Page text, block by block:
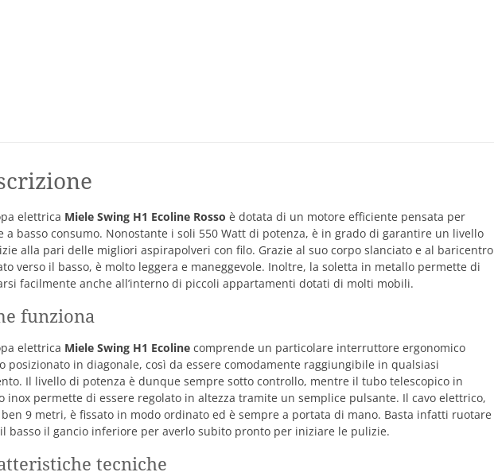
elettrica Miele Swing H1 Ecoline Rosso è dotata di un motore efficiente pensata per
a basso consumo. Nonostante i soli 550 Watt di potenza, è in grado di garantire un livello
alla pari delle migliori aspirapolveri con filo. Grazie al suo corpo slanciato e al baricentro
verso il basso, è molto leggera e maneggevole. Inoltre, la soletta in metallo permette di
facilmente anche all’interno di piccoli appartamenti dotati di molti mobili.
funziona
elettrica Miele Swing H1 Ecoline comprende un particolare interruttore ergonomico
posizionato in diagonale, così da essere comodamente raggiungibile in qualsiasi
Il livello di potenza è dunque sempre sotto controllo, mentre il tubo telescopico in
inox permette di essere regolato in altezza tramite un semplice pulsante. Il cavo elettrico,
9 metri, è fissato in modo ordinato ed è sempre a portata di mano. Basta infatti ruotare
basso il gancio inferiore per averlo subito pronto per iniziare le pulizie.
tecniche